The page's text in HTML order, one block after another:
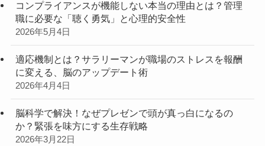
コンプライアンスが機能しない本当の理由とは？管理
職に必要な「聴く勇気」と心理的安全性
2026年5月4日
適応機制とは？サラリーマンが職場のストレスを報酬
に変える、脳のアップデート術
2026年4月4日
脳科学で解決！なぜプレゼンで頭が真っ白になるの
か？緊張を味方にする生存戦略
2026年3月22日